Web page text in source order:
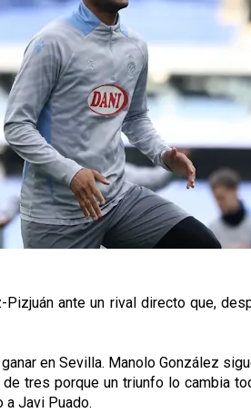
ante un rival directo que,
en Sevilla. Manolo González
tres porque un triunfo lo cambia
a Javi Puado.